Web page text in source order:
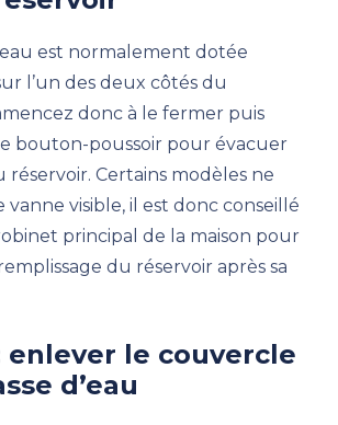
est normalement dotée
l’un des deux côtés du
donc à le fermer puis
bouton-poussoir pour évacuer
réservoir. Certains modèles ne
vanne visible, il est donc conseillé
principal de la maison pour
du réservoir après sa
enlever le couvercle
d’eau